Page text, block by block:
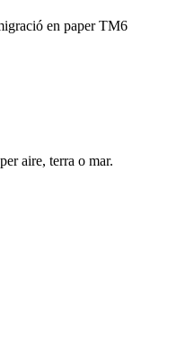
en paper TM6
aire, terra o mar.